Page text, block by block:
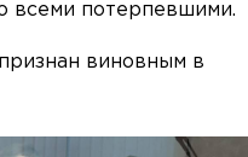
всеми потерпевшими.
виновным в